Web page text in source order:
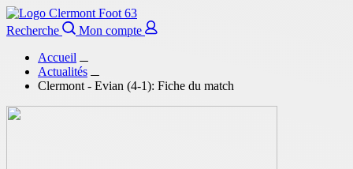
Recherche
Mon compte
Accueil
Actualités
Clermont - Evian (4-1): Fiche du match